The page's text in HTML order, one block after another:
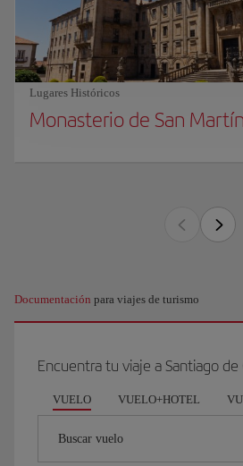
Lugares Históricos
Monasterio de San
Documentación para viajes de turismo
Encuentra tu viaje a Santiago
VUELO VUELO+HOTEL
Buscar vuelo